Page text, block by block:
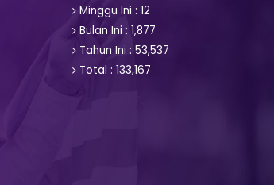
Minggu Ini : 12
Bulan Ini : 1,877
Tahun Ini : 53,537
Total : 133,167